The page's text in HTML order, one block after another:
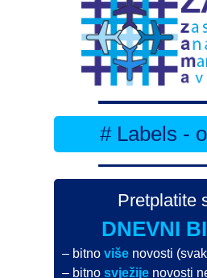
# Labels -
Pretplatite
DNEVNI
– bitnoviše novosti
– bitnosvježije novosti